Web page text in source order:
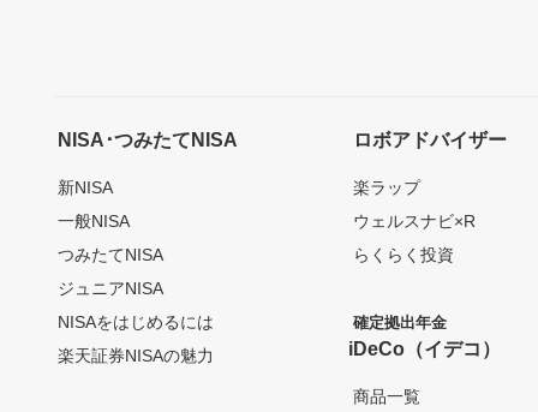
NISA･つみたてNISA
新NISA
一般NISA
つみたてNISA
ジュニアNISA
NISAをはじめるには
楽天証券NISAの魅力
ロボアドバイザー
楽ラップ
ウェルスナビ×R
らくらく投資
確定拠出年金
iDeCo（イデコ）
商品一覧